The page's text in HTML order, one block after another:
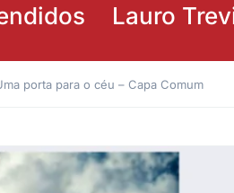
Lauro
porta para o céu – Capa Comum